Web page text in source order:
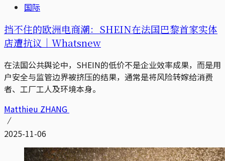
国际
挡不住的欧洲电商潮：SHEIN在法国巴黎首家实体
店遭抗议｜Whatsnew
在法国公共舆论中，SHEIN的低价不是企业效率成果，而是用
户安全与监管边界被挤压的结果，通常是将风险转嫁给消费
者、工厂工人及环境本身。
Matthieu ZHANG
2025-11-06